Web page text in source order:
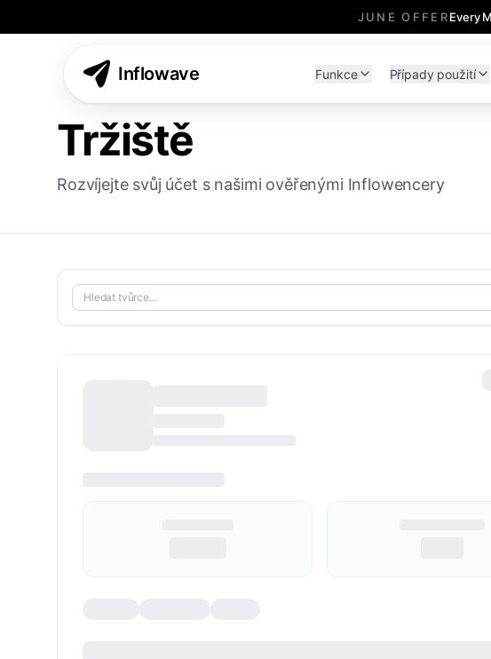
JUNE OFFEREvery
Inflowave Funkce Případy použití
Tržiště
Rozvíjejte svůj účet s našimi ověřenými Inflowencery